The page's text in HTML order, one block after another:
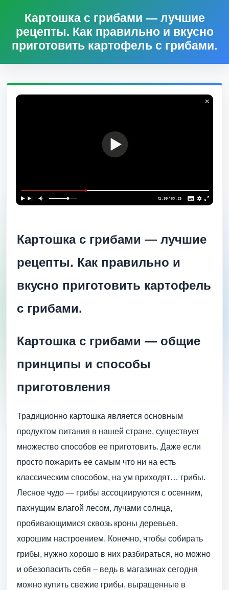
Картошка с грибами — лучшие
рецепты. Как правильно и вкусно
приготовить картофель с грибами.
Картошка с грибами — лучшие
рецепты. Как правильно и
вкусно приготовить картофель
с грибами.
Картошка с грибами — общие
принципы и способы
приготовления
Традиционно картошка является основным
продуктом питания в нашей стране, существует
множество способов ее приготовить. Даже если
просто пожарить ее самым что ни на есть
классическим способом, на ум приходят… грибы.
Лесное чудо — грибы ассоциируются с осенним,
пахнущим влагой лесом, лучами солнца,
пробивающимися сквозь кроны деревьев,
хорошим настроением. Конечно, чтобы собирать
грибы, нужно хорошо в них разбираться, но можно
и обезопасить себя – ведь в магазинах сегодня
можно купить свежие грибы, выращенные в